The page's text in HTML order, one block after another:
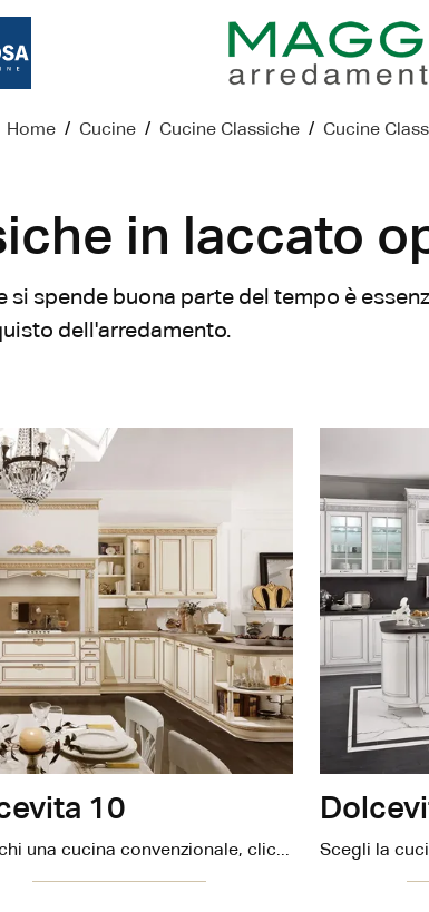
Home / Cucine / Cucine Classiche / Cucine
in laccato
spende buona parte del tempo è
dell'arredamento.
10
Se cerchi una cucina convenzionale, clicca e scopri di più sul modello Dolcevita 10 Stosa.